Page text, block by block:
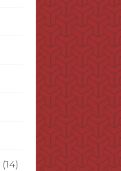
(14)